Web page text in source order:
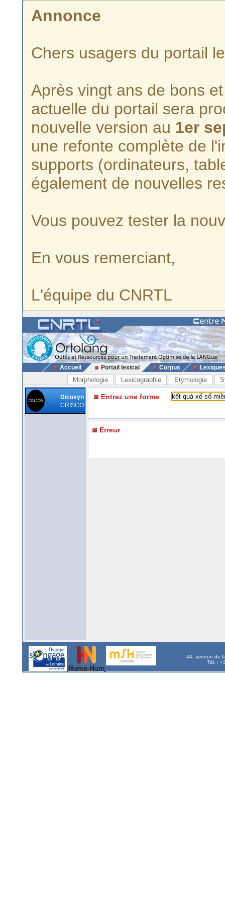
Annonce
Chers usagers du portail
Après vingt ans de bons
actuelle du portail sera
nouvelle version au 1er
une refonte complète de
supports (ordinateurs,
également de nouvelles
Vous pouvez tester la
En vous remerciant,
L'équipe du CNRTL
Accueil Portail lexical Corpus
Morphologie Lexicographie Etymologie
Dicosyn
CRISCO
Entrez une forme
Erreur
44, avenue de
Tél. :